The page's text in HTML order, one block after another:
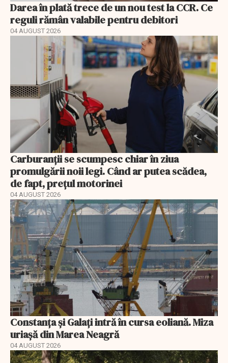
Darea în plată trece de un nou test la CCR. Ce
reguli rămân valabile pentru debitori
04 AUGUST 2026
Carburanții se scumpesc chiar în ziua
promulgării noii legi. Când ar putea scădea,
de fapt, prețul motorinei
04 AUGUST 2026
Constanța și Galați intră în cursa eoliană. Miza
uriașă din Marea Neagră
04 AUGUST 2026